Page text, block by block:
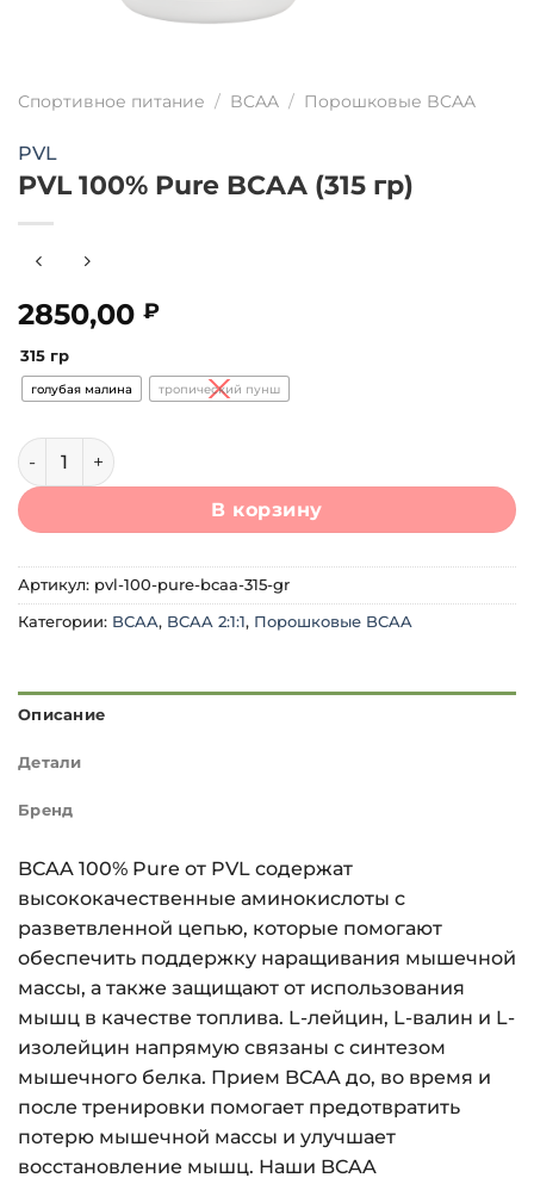
Спортивное питание / BCAA / Порошковые BCAA
PVL
PVL 100% Pure BCAA (315 гр)
2850,00 ₽
315 гр
голубая малина тропический пунш
Количество товара PVL 100% Pure BCAA (315 гр)
В корзину
Артикул: pvl-100-pure-bcaa-315-gr
Категории: BCAA, BCAA 2:1:1, Порошковые BCAA
Описание
Детали
Бренд
BCAA 100% Pure от PVL содержат
высококачественные аминокислоты с
разветвленной цепью, которые помогают
обеспечить поддержку наращивания мышечной
массы, а также защищают от использования
мышц в качестве топлива. L-лейцин, L-валин и L-
изолейцин напрямую связаны с синтезом
мышечного белка. Прием BCAA до, во время и
после тренировки помогает предотвратить
потерю мышечной массы и улучшает
восстановление мышц. Наши BCAA